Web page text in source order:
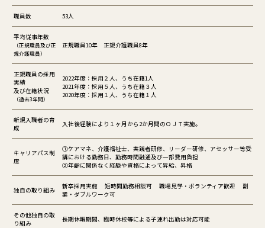
職員数 53人
平均従事年数
（正規職員及び正
規介護職員）
正規職員10年 正規介護職員8年
正規職員の採用
実績
及び在籍状況
（過去3年間）
2022年度：採用２人、うち在籍1人
2021年度：採用５人、うち在籍３人
2020年度：採用１人、うち在籍１人
新規入職者の育
成
入社後経験により１ヶ月から2か月間のＯＪＴ実施。
キャリアパス制
度
①ケアマネ、介護福祉士、実践者研修、リーダー研修、アセッサー等受
講における勤務日、勤務時間融通及び一部費用負担
②年齢に関係なく経験や資格によって昇給、昇格
独自の取り組み
新卒採用実施 短時間勤務相談可 職場見学・ボランティア歓迎 副
業・ダブルワーク可
その他独自の取
り組み
長期休暇期間、臨時休校等による子連れ出勤は対応可能